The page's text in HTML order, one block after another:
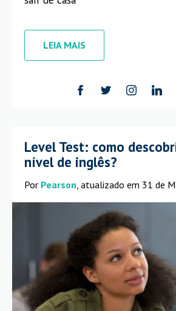
LEIA MAIS
Level Test: como
nível de inglês?
Por Pearson , atualizado em 31 de